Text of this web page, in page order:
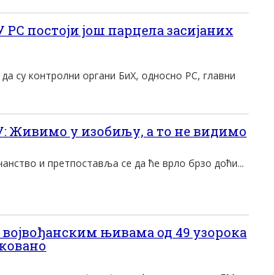
постоји још парцела засијаних
су контролни органи БиХ, односно РС, главни
у изобиљу, а то не видимо
и претпоставља се да ће врло брзо доћи...
њивама од 49 узорока